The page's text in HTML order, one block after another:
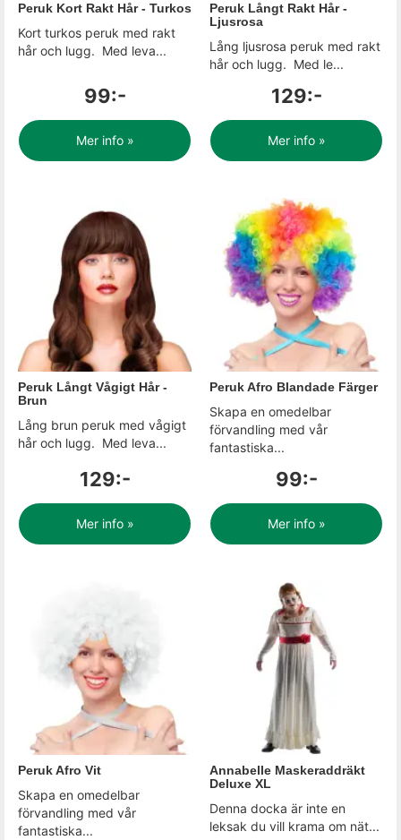
Peruk Kort Rakt Hår - Turkos
Kort turkos peruk med rakt
hår och lugg. Med leva...
99:-
Mer info »
Peruk Långt Rakt Hår -
Ljusrosa
Lång ljusrosa peruk med rakt
hår och lugg. Med le...
129:-
Mer info »
Peruk Långt Vågigt Hår -
Brun
Lång brun peruk med vågigt
hår och lugg. Med leva...
129:-
Mer info »
Peruk Afro Blandade Färger
Skapa en omedelbar
förvandling med vår
fantastiska...
99:-
Mer info »
Peruk Afro Vit
Skapa en omedelbar
förvandling med vår
fantastiska...
Annabelle Maskeraddräkt
Deluxe XL
Denna docka är inte en
leksak du vill krama om nät...